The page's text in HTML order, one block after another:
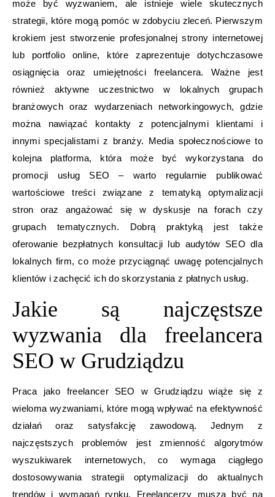
może być wyzwaniem, ale istnieje wiele skutecznych
strategii, które mogą pomóc w zdobyciu zleceń. Pierwszym
krokiem jest stworzenie profesjonalnej strony internetowej
lub portfolio online, które zaprezentuje dotychczasowe
osiągnięcia oraz umiejętności freelancera. Ważne jest
również aktywne uczestnictwo w lokalnych grupach
branżowych oraz wydarzeniach networkingowych, gdzie
można nawiązać kontakty z potencjalnymi klientami i
innymi specjalistami z branży. Media społecznościowe to
kolejna platforma, która może być wykorzystana do
promocji usług SEO – warto regularnie publikować
wartościowe treści związane z tematyką optymalizacji
stron oraz angażować się w dyskusje na forach czy
grupach tematycznych. Dobrą praktyką jest także
oferowanie bezpłatnych konsultacji lub audytów SEO dla
lokalnych firm, co może przyciągnąć uwagę potencjalnych
klientów i zachęcić ich do skorzystania z płatnych usług.
Jakie są najczęstsze
wyzwania dla freelancera
SEO w Grudziądzu
Praca jako freelancer SEO w Grudziądzu wiąże się z
wieloma wyzwaniami, które mogą wpływać na efektywność
działań oraz satysfakcję zawodową. Jednym z
najczęstszych problemów jest zmienność algorytmów
wyszukiwarek internetowych, co wymaga ciągłego
dostosowywania strategii optymalizacji do aktualnych
trendów i wymagań rynku. Freelancerzy muszą być na